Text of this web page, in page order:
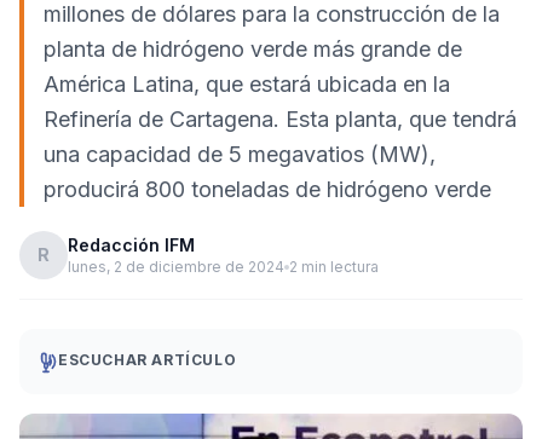
millones de dólares para la construcción de la
planta de hidrógeno verde más grande de
América Latina, que estará ubicada en la
Refinería de Cartagena. Esta planta, que tendrá
una capacidad de 5 megavatios (MW),
producirá 800 toneladas de hidrógeno verde
R Redacción IFM
lunes, 2 de diciembre de 2024 2 min lectura
ESCUCHAR ARTÍCULO